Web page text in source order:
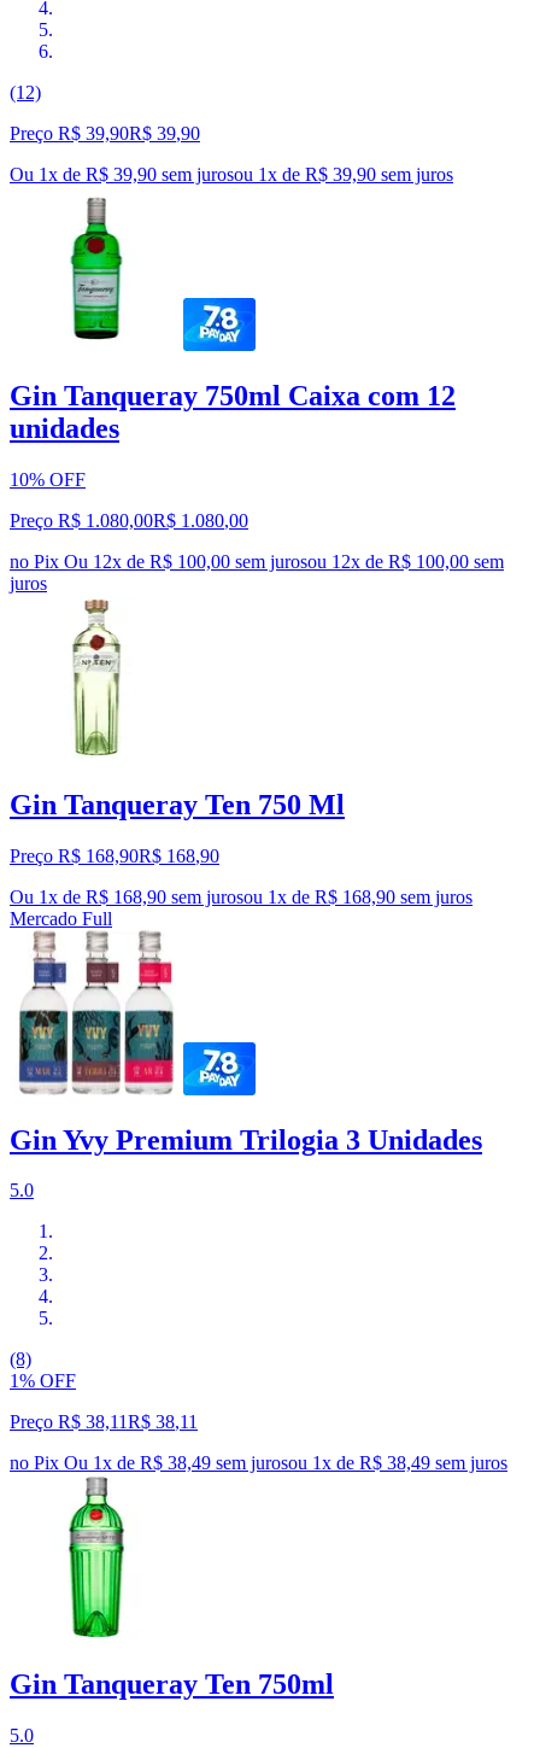
(12)
Preço R$ 39,90R$ 39,90
Ou 1x de R$ 39,90 sem jurosou 1x de R$ 39,90 sem juros
Gin Tanqueray 750ml Caixa com 12
unidades
10% OFF
Preço R$ 1.080,00R$ 1.080,00
no Pix Ou 12x de R$ 100,00 sem jurosou 12x de R$ 100,00 sem
juros
Gin Tanqueray Ten 750 Ml
Preço R$ 168,90R$ 168,90
Ou 1x de R$ 168,90 sem jurosou 1x de R$ 168,90 sem juros
Mercado Full
Gin Yvy Premium Trilogia 3 Unidades
5.0
(8)
1% OFF
Preço R$ 38,11R$ 38,11
no Pix Ou 1x de R$ 38,49 sem jurosou 1x de R$ 38,49 sem juros
Gin Tanqueray Ten 750ml
5.0